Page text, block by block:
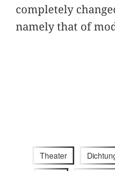
completely
namely that of
Theater